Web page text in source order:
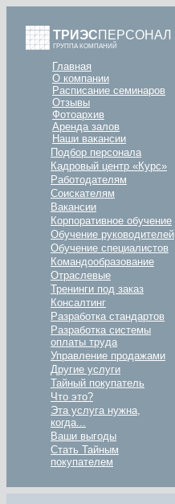
ТРИЭСПЕРСОНАЛ
ГРУППА КОМПАНИЙ
Главная
О компании
Расписание семинаров
Отзывы
Фотоархив
Аренда залов
Наши вакансии
Подбор персонала
Кадровый центр «Курс»
Работодателям
Соискателям
Вакансии
Корпоративное обучение
Обучение руководителей
Обучение специалистов
Командообразование
Отраслевые
Тренинги под заказ
Консалтинг
Разработка стандартов
Разработка системы
оплаты труда
Управление продажами
Другие услуги
Тайный покупатель
Что это?
Эта услуга нужна,
когда...
Ваши выгоды
Стать Тайным
покупателем